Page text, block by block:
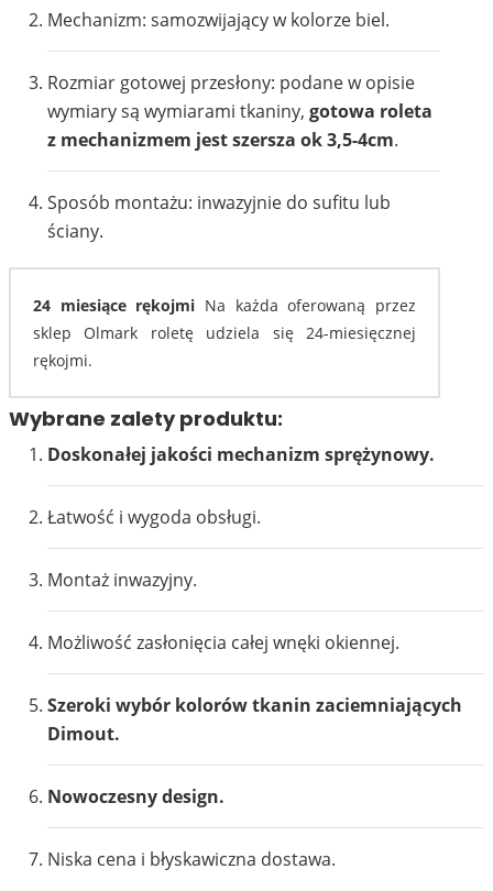
Mechanizm: samozwijający w kolorze biel.
Rozmiar gotowej przesłony: podane w opisie
wymiary są wymiarami tkaniny, gotowa roleta
z mechanizmem jest szersza ok 3,5-4cm.
Sposób montażu: inwazyjnie do sufitu lub
ściany.
24 miesiące rękojmi Na każda oferowaną przez
sklep Olmark roletę udziela się 24-miesięcznej
rękojmi.
Wybrane zalety produktu:
Doskonałej jakości mechanizm sprężynowy.
Łatwość i wygoda obsługi.
Montaż inwazyjny.
Możliwość zasłonięcia całej wnęki okiennej.
Szeroki wybór kolorów tkanin zaciemniających
Dimout.
Nowoczesny design.
Niska cena i błyskawiczna dostawa.